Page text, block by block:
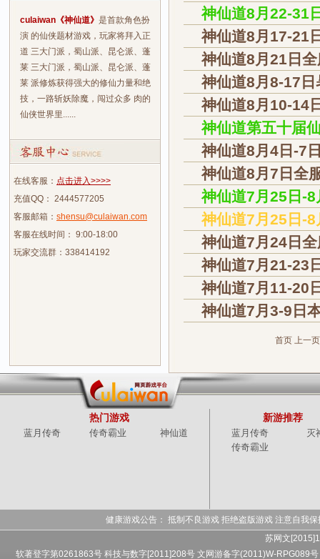
culaiwan《神仙道》 是首款角色扮
演 的仙侠题材游戏，玩家将拜入正
道 三大门派，蜀山派、昆仑派、蓬
莱 三大门派，蜀山派、昆仑派、蓬
莱 派修炼获得强大的修仙力量和绝
技，一路斩妖除魔，闯过众多 肉的
仙侠世界里......
在线客服： 点击进入>>>>
充值QQ： 2444577205
客服邮箱： shensu@culaiwan.com
客服在线时间： 9:00-18:00
玩家交流群：338414192
神仙道8月22-31
神仙道8月17-21
神仙道8月21日
神仙道8月8-17
神仙道8月10-14
神仙道第五十届
神仙道8月4日-7
神仙道8月7日全
神仙道7月25日-
神仙道7月25日-
神仙道7月24日
神仙道7月21-23
神仙道7月11-20
神仙道7月3-9日
首页 上一页
热门游戏
蓝月传奇 传奇霸业 神仙道
新游推荐
蓝月传奇
灭
传奇霸业
健康游戏公告： 抵制不良游戏 拒绝盗版游戏 注意自我
苏网文
软著登字第0261863号 科技与数字[2011]208号 文网游备字(2011)W-RPG089号